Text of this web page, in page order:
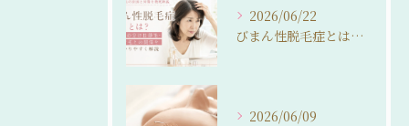
2026/06/22
びまん性脱毛症とは？女性の分け目薄毛・抜け毛との関係をわかりやすく解説
2026/06/09